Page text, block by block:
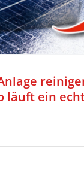
läuft ein